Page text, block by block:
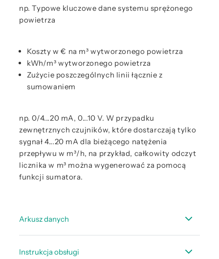
np. Typowe kluczowe dane systemu sprężonego
powietrza
Koszty w € na m³ wytworzonego powietrza
kWh/m³ wytworzonego powietrza
Zużycie poszczególnych linii łącznie z
sumowaniem
np. 0/4...20 mA, 0...10 V. W przypadku
zewnętrznych czujników, które dostarczają tylko
sygnał 4...20 mA dla bieżącego natężenia
przepływu w m³/h, na przykład, całkowity odczyt
licznika w m³ można wygenerować za pomocą
funkcji sumatora.
Arkusz danych
Instrukcja obsługi